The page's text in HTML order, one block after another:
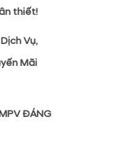
thiết!
Vụ,
Mãi
ĐÁNG